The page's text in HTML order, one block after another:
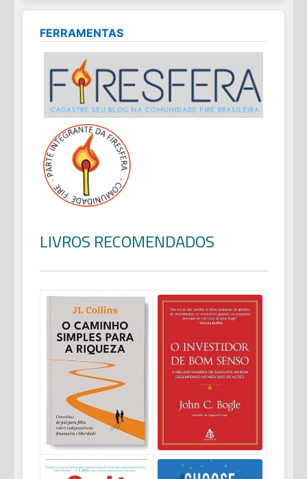
FERRAMENTAS
LIVROS RECOMENDADOS